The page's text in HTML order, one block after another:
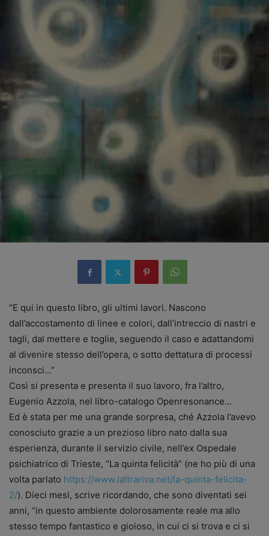
“E qui in questo libro, gli ultimi lavori. Nascono
dall’accostamento di linee e colori, dall’intreccio di nastri e
tagli, dal mettere e toglie, seguendo il caso e adattandomi
al divenire stesso dell’opera, o sotto dettatura di processi
inconsci…”
Così si presenta e presenta il suo lavoro, fra l’altro,
Eugenio Azzola, nel libro-catalogo Openresonance…
Ed è stata per me una grande sorpresa, ché Azzola l’avevo
conosciuto grazie a un prezioso libro nato dalla sua
esperienza, durante il servizio civile, nell’ex Ospedale
psichiatrico di Trieste, “La quinta felicità” (ne ho più di una
volta parlato https://www.laltrariva.net/la-quinta-felicita-
2/). Dieci mesi, scrive ricordando, che sono diventati sei
anni, “in questo ambiente dolorosamente reale ma allo
stesso tempo fantastico e gioioso, in cui ci si trova e ci si